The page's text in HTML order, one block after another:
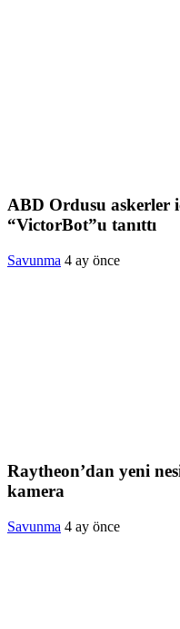
ABD Ordusu askerler
“VictorBot”u tanıttı
Savunma 4 ay önce
Raytheon’dan yeni
kamera
Savunma 4 ay önce